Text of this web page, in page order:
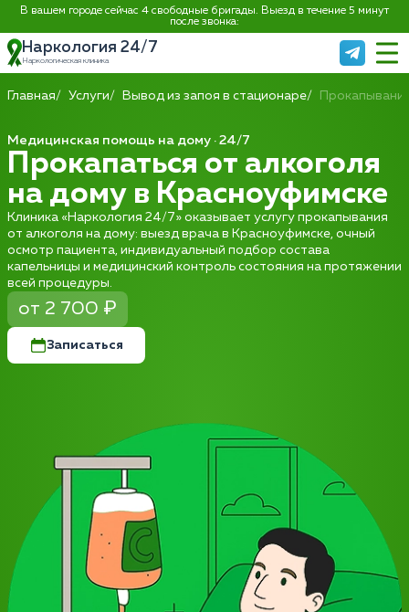
В вашем городе сейчас 4 свободные бригады. Выезд в течение 5 минут
после звонка:
Наркология 24/7
Наркологическая клиника
Главная Услуги Вывод из запоя в стационаре
Медицинская помощь на дому · 24/7
Прокапаться от алкоголя
на дому в Красноуфимске
Клиника «Наркология 24/7» оказывает услугу прокапывания
от алкоголя на дому: выезд врача в Красноуфимске, очный
осмотр пациента, индивидуальный подбор состава
капельницы и медицинский контроль состояния на протяжении
всей процедуры.
от 2 700 ₽
Записаться